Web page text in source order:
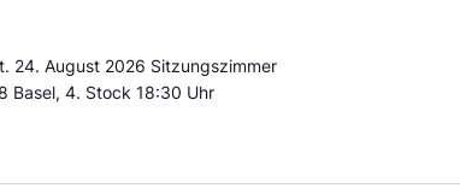
24. August 2026 Sitzungszimmer
Basel, 4. Stock 18:30 Uhr